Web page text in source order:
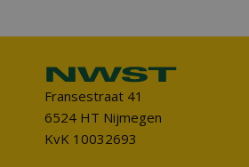
Fransestraat 41
6524 HT Nijmegen
KvK 10032693